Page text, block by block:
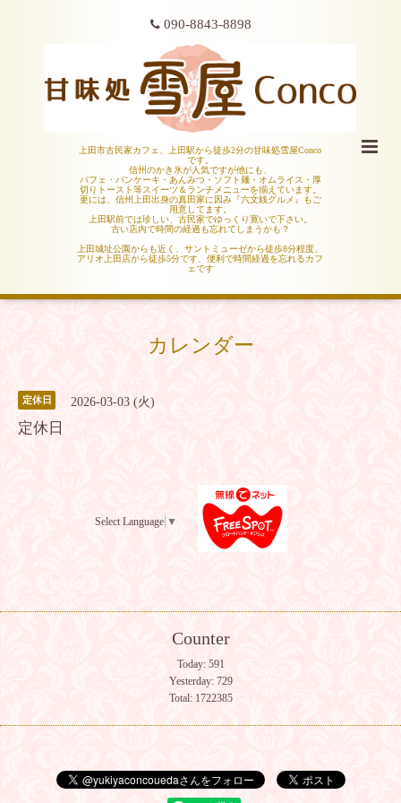
090-8843-8898
上田市古民家カフェ、上田駅から徒歩2分の甘味処雪屋Conco
です。
信州のかき氷が人気ですが他にも、
パフェ・パンケーキ・あんみつ・ソフト麺・オムライス・厚
切りトースト等スイーツ＆ランチメニューを揃えています。
更には、信州上田出身の真田家に因み『六文銭グルメ』もご
用意してます。
上田駅前では珍しい、古民家でゆっくり寛いで下さい。
古い店内で時間の経過も忘れてしまうかも？
上田城址公園からも近く、サントミューゼから徒歩8分程度、
アリオ上田店から徒歩5分です、便利で時間経過を忘れるカフ
ェです
カレンダー
定休日 2026-03-03 (火)
定休日
Select Language ▼
Counter
Today: 591
Yesterday: 729
Total: 1722385